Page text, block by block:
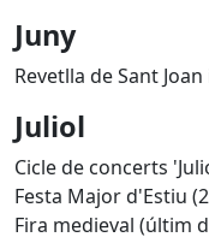
Juny
Revetlla de Sant
Juliol
Cicle de concerts
Festa Major d'Estiu
Fira medieval (últim